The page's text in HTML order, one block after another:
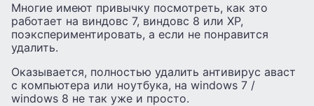
Многие имеют привычку посмотреть, как это
работает на виндовс 7, виндовс 8 или XP,
поэкспериментировать, а если не понравится
удалить.
Оказывается, полностью удалить антивирус аваст
с компьютера или ноутбука, на windows 7 /
windows 8 не так уже и просто.